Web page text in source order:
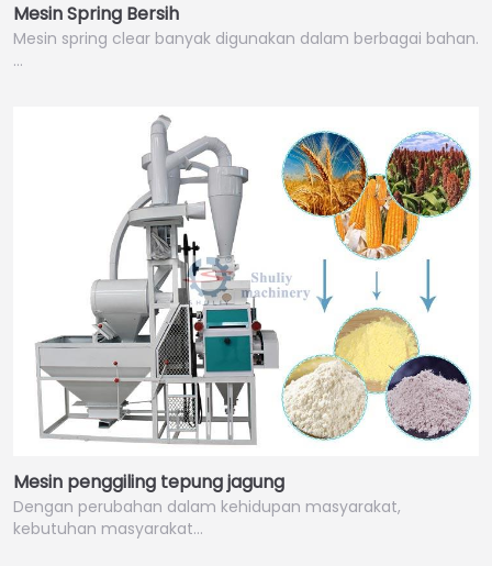
Mesin Spring Bersih
Mesin spring clear banyak digunakan dalam berbagai bahan.
…
Mesin penggiling tepung jagung
Dengan perubahan dalam kehidupan masyarakat,
kebutuhan masyarakat…